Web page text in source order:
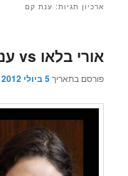
ארכיון תגיות: ענת קם
אורי בלאו vs ענת קם
פורסם בתאריך5 ביולי 2012